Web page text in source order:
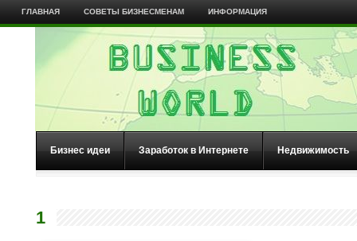
ГЛАВНАЯ СОВЕТЫ БИЗНЕСМЕНАМ ИНФОРМАЦИЯ
Бизнес идеи Заработок в Интернете Недвижимость
1